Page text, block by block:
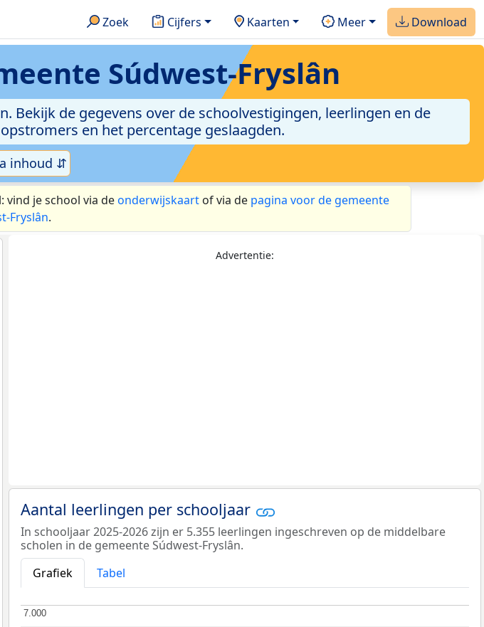
Zoek Cijfers Kaarten Meer Download
Súdwest-Fryslân
Bekijk de gegevens over de schoolvestigingen, leerlingen en de
en het percentage geslaagden.
inhoud ⇵
je school via deonderwijskaart of via de pagina voor de gemeente
Fryslân.
Advertentie:
Aantal leerlingen per schooljaar
In schooljaar 2025-2026 zijn er 5.355 leerlingen ingeschreven op de middelbare
scholen in de gemeente Súdwest-Fryslân.
Grafiek
Tabel
7.000
7.000